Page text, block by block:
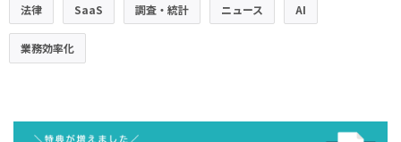
法律 SaaS 調査・統計 ニュース AI
業務効率化